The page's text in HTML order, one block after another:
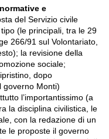
e
del Servizio civile
(le principali, tra le 29
266/91 sul Volontariato,
la revisione della
sociale;
dopo
governo Monti)
l’importantissimo (a
la disciplina civilistica, le
con la redazione di un
le proposte il governo